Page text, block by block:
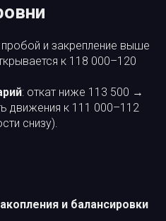
пробой и закрепление выше
к 118 000–120
: откат ниже 113 500 →
движения к 111 000–112
снизу).
и балансировки